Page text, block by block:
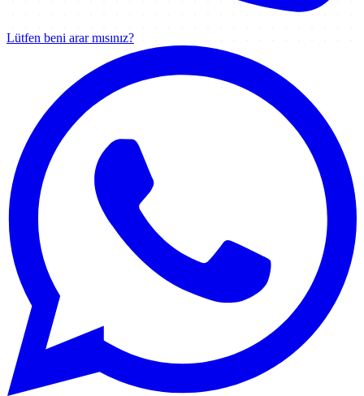
Lütfen beni arar mısınız?